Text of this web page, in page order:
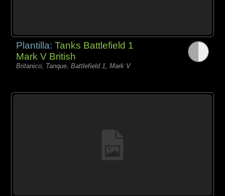
Plantilla:Tanks Battlefield 1
Mark V British
Britanico, Tanque, Battlefield 1, Mark V